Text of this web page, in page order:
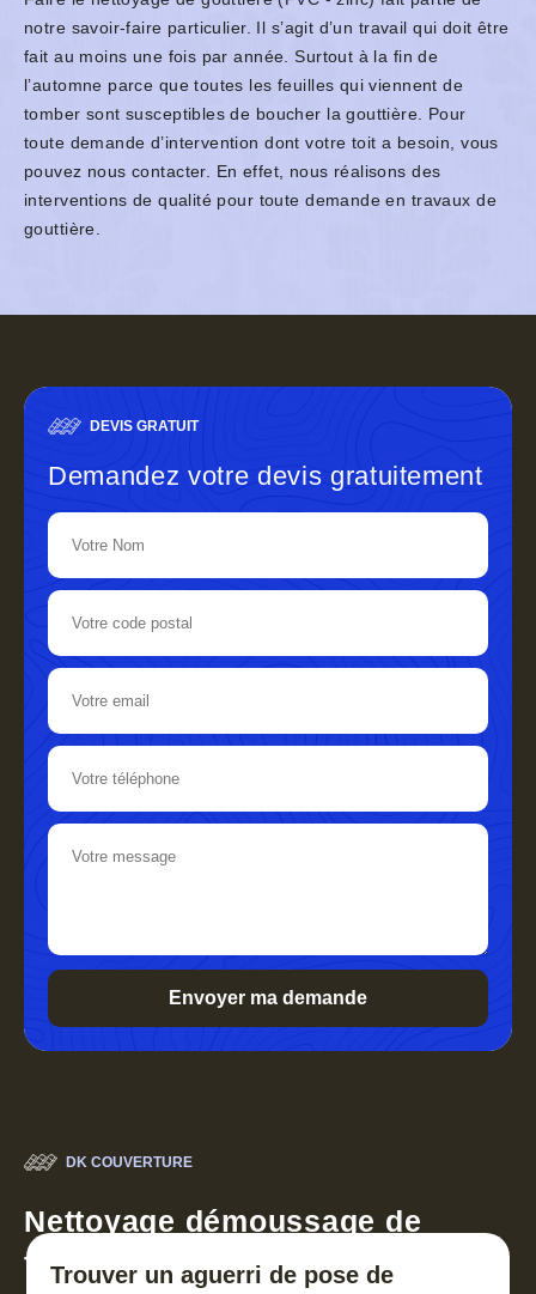
notre savoir-faire particulier. Il s’agit d’un travail qui doit être
fait au moins une fois par année. Surtout à la fin de
l’automne parce que toutes les feuilles qui viennent de
tomber sont susceptibles de boucher la gouttière. Pour
toute demande d’intervention dont votre toit a besoin, vous
pouvez nous contacter. En effet, nous réalisons des
interventions de qualité pour toute demande en travaux de
gouttière.
DEVIS GRATUIT
Demandez votre devis gratuitement
DK COUVERTURE
Nettoyage démoussage de
toiture 30
Trouver un aguerri de pose de